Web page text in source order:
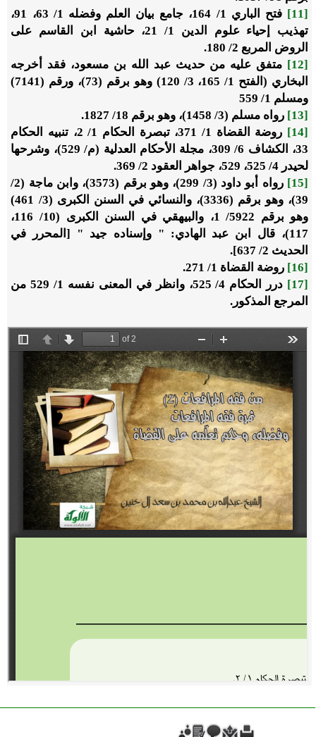
[11]
فتح الباري 1/ 164، جامع بيان العلم وفضله 1/ 63، 91،
تهذيب إحياء علوم الدين 1/ 21، حاشية ابن القاسم على
الروض المربع 2/ 180.
[12]
متفق عليه من حديث عبد الله بن مسعود، فقد أخرجه
البخاري (الفتح 1/ 165، 3/ 120) وهو برقم (73)، ورقم (7141)
ومسلم 1/ 559
[13]
رواه مسلم (3/ 1458)، وهو برقم 18/ 1827.
[14]
روضة القضاة 1/ 371، تبصرة الحكام 1/ 2، تنبيه الحكام
33، الكشاف 6/ 309، مجلة الأحكام العدلية (م/ 529)، وشرحها
لحيدر 4/ 525، 529، جواهر العقود 2/ 369.
[15]
رواه أبو داود (3/ 299)، وهو برقم (3573)، وابن ماجة (2/
39)، وهو برقم (3336)، والنسائي في السنن الكبرى (3/ 461)
وهو برقم 5922/ 1، والبيهقي في السنن الكبرى (10/ 116،
117)، قال ابن عبد الهادي: " وإسناده جيد " [المحرر في
الحديث 2/ 637].
[16]
روضة القضاة 1/ 271.
[17]
درر الحكام 4/ 525، وانظر في المعنى نفسه 1/ 529 من
المرجع المذكور.